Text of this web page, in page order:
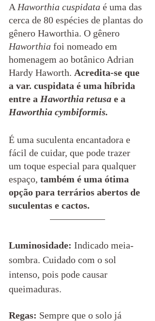
A Haworthia cuspidata é uma das
cerca de 80 espécies de plantas do
gênero Haworthia. O gênero
Haworthia foi nomeado em
homenagem ao botânico Adrian
Hardy Haworth. Acredita-se que
a var. cuspidata é uma híbrida
entre a Haworthia retusa e a
Haworthia cymbiformis.
É uma suculenta encantadora e
fácil de cuidar, que pode trazer
um toque especial para qualquer
espaço, também é uma ótima
opção para terrários abertos de
suculentas e cactos.
Luminosidade: Indicado meia-
sombra. Cuidado com o sol
intenso, pois pode causar
queimaduras.
Regas: Sempre que o solo já